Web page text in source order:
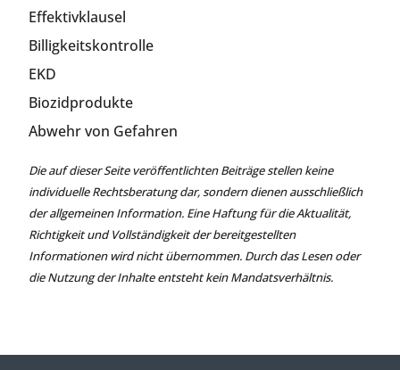
Effektivklausel
Billigkeitskontrolle
EKD
Biozidprodukte
Abwehr von Gefahren
Die auf dieser Seite veröffentlichten Beiträge stellen keine
individuelle Rechtsberatung dar, sondern dienen ausschließlich
der allgemeinen Information. Eine Haftung für die Aktualität,
Richtigkeit und Vollständigkeit der bereitgestellten
Informationen wird nicht übernommen. Durch das Lesen oder
die Nutzung der Inhalte entsteht kein Mandatsverhältnis.